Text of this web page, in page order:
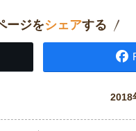
ージをシェアする
2018